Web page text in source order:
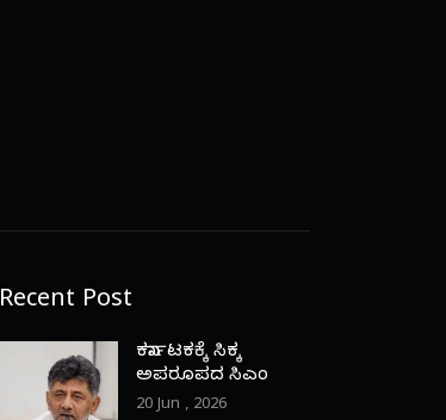
Recent Post
ಕರ್ನಾಟಕಕ್ಕೆ ಸಿಕ್ಕ
ಅಪರೂಪದ ಸಿಎಂ
20 Jun , 2026